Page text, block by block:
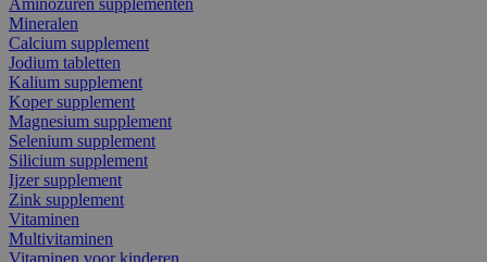
Mineralen
Calcium supplement
Jodium tabletten
Kalium supplement
Koper supplement
Magnesium supplement
Selenium supplement
Silicium supplement
Ijzer supplement
Zink supplement
Vitaminen
Multivitaminen
Vitaminen voor kinderen